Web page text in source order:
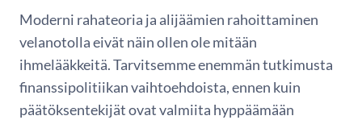
Moderni rahateoria ja alijäämien rahoittaminen
velanotolla eivät näin ollen ole mitään
ihmelääkkeitä. Tarvitsemme enemmän tutkimusta
finanssipolitiikan vaihtoehdoista, ennen kuin
päätöksentekijät ovat valmiita hyppäämään